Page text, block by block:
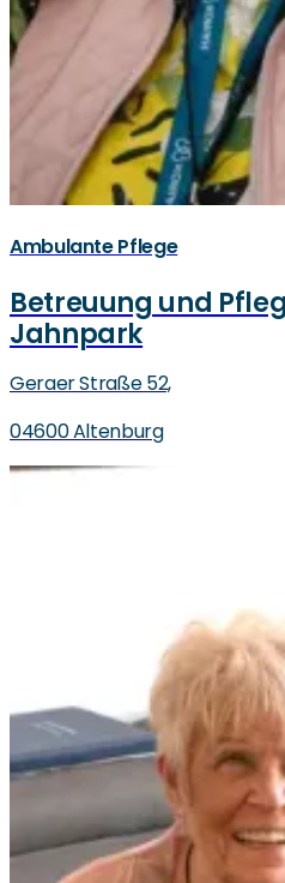
Ambulante Pflege
Betreuung und
Jahnpark
Geraer Straße 52,
04600 Altenburg